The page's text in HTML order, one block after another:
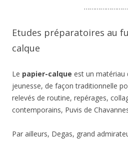
Etudes préparatoires au
calque
Le papier-calque est un matériau
jeunesse, de façon traditionnelle
relevés de routine, repérages,
contemporains, Puvis de
Par ailleurs, Degas, grand